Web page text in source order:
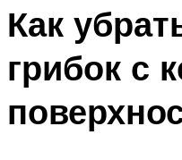
Как
грибок с